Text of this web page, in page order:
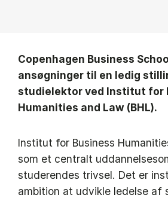
Copenhagen Business
ansøgninger til en ledig
studielektor ved Institut for
Humanities and Law (BHL).
Institut for Business
som et centralt
studerendes trivsel. Det er
ambition at udvikle ledelse af